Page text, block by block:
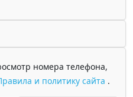
номера телефона,
и политику сайта .